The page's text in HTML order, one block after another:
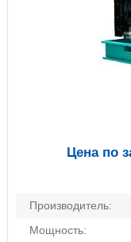
Производитель:
Мощность:
Цена по